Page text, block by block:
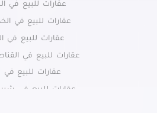
عقارات للبيع في
عقارات للبيع في
عقارات للبيع في
عقارات للبيع في
عقارات للبيع في
عقارات للبيع في